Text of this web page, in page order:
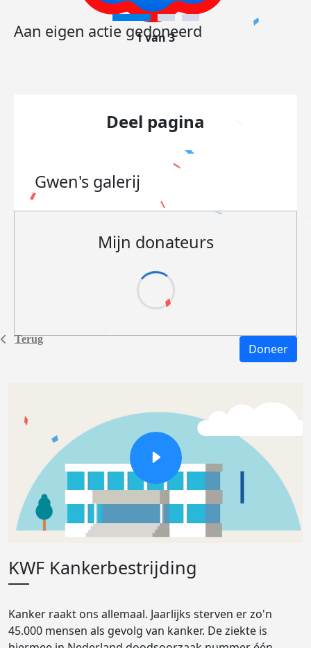
Terug
Aan eigen actie gedoneerd
1 van 3
Deel pagina
Gwen's galerij
Mijn donateurs
Doneer
KWF Kankerbestrijding
Kanker raakt ons allemaal. Jaarlijks sterven er zo'n
45.000 mensen als gevolg van kanker. De ziekte is